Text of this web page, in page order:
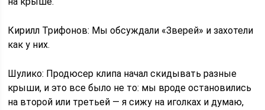
Кирилл Трифонов: Мы обсуждали «Зверей» и захотели
как у них.
Шулико: Продюсер клипа начал скидывать разные
крыши, и это все было не то: мы вроде остановились
на второй или третьей — я сижу на иголках и думаю,